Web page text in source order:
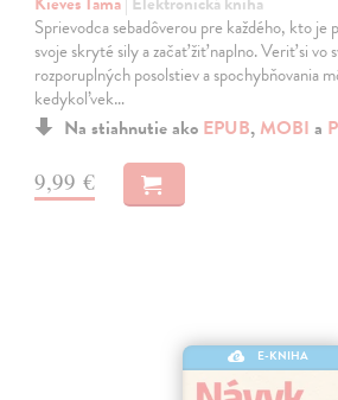
Sprievodca sebadôverou pre každého, kto
svoje skryté sily a začať žiť naplno. Veriť si
rozporuplných posolstiev a spochybňovania
kedykoľvek…
Na stiahnutie ako EPUB, MOBI a
9,99 €
E-KNIHA